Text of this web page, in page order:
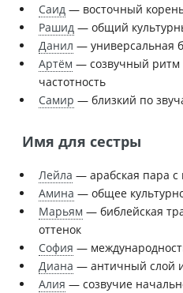
Саид — восточный
Рашид — общий
Данил — универсальная
Артём — созвучный ритм
частотность
Самир — близкий по
Имя для сестры
Лейла — арабская пара с
Амина — общее
Марьям — библейская
оттенок
София —
Диана — античный слой
Алия — созвучие